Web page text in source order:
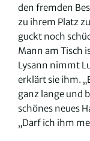
den fremden
zu ihrem Platz
guckt noch
Mann am Tisch
Lysann nimmt
erklärt sie ihm.
ganz lange und
schönes neues
„Darf ich ihm